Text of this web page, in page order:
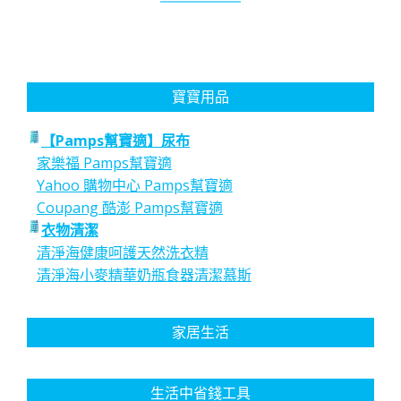
寶寶用品
【Pamps幫寶適】尿布
家樂福 Pamps幫寶適
Yahoo 購物中心 Pamps幫寶適
Coupang 酷澎 Pamps幫寶適
衣物清潔
清淨海健康呵護天然洗衣精
清淨海小麥精華奶瓶食器清潔慕斯
家居生活
生活中省錢工具